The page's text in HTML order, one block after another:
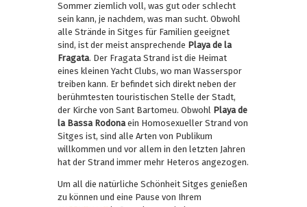
Sommer ziemlich voll, was gut oder schlecht
sein kann, je nachdem, was man sucht. Obwohl
alle Strände in Sitges für Familien geeignet
sind, ist der meist ansprechende Playa de la
Fragata. Der Fragata Strand ist die Heimat
eines kleinen Yacht Clubs, wo man Wasserspor
treiben kann. Er befindet sich direkt neben der
berühmtesten touristischen Stelle der Stadt,
der Kirche von Sant Bartomeu. Obwohl Playa de
la Bassa Rodona ein Homosexueller Strand von
Sitges ist, sind alle Arten von Publikum
willkommen und vor allem in den letzten Jahren
hat der Strand immer mehr Heteros angezogen.
Um all die natürliche Schönheit Sitges genießen
zu können und eine Pause von Ihrem